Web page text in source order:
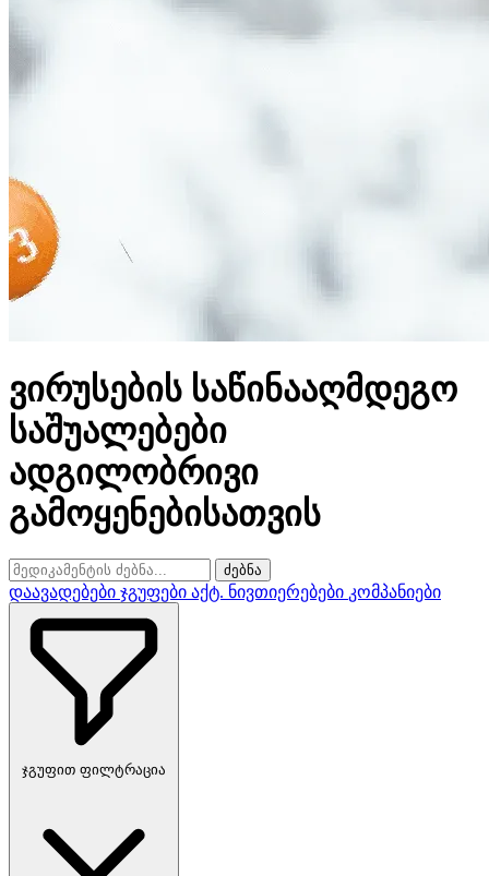
ვირუსების საწინააღმდეგო
საშუალებები
ადგილობრივი
გამოყენებისათვის
ძებნა
დაავადებები ჯგუფები აქტ. ნივთიერებები კომპანიები
ჯგუფით ფილტრაცია